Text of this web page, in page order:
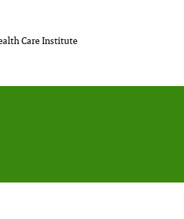
Care Institute